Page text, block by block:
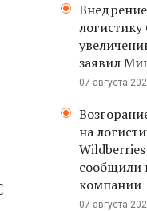
логистику
заявил
07 августа
на
сообщили
компании
07 августа